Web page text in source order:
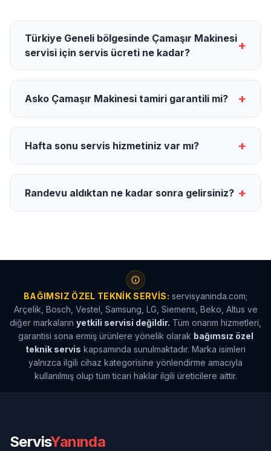
Türkiye Geneli bölgesinde Çamaşır Makinesi
servisi için servis ücreti ne kadar?
+
Asko Çamaşır Makinesi tamiri garantili mi? +
Hafta sonu servis hizmetiniz var mı? +
Randevu aldıktan ne kadar sonra gelirsiniz? +
BAĞIMSIZ ÖZEL TEKNIK SERVIS: servisyaninda.com;
Arçelik, Bosch, Vestel, Samsung, LG, Siemens, Beko, Altus ve
diğer markaların yetkili servisi değildir. Tüm onarım hizmetleri,
garantisi sona ermiş ürünlere yönelik olarak bağımsız özel
teknik servis kapsamında sunulmaktadır. Marka isimleri
yalnızca ilgili cihaz kategorisine yönlendirme amacıyla
kullanılmış olup tüm ticari haklar ilgili üreticilere aittir.
ServisYanında